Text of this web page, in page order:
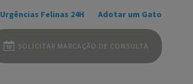
Urgências Felinas 24H Adotar um Gato
SOLICITAR MARCAÇÃO DE CONSULTA